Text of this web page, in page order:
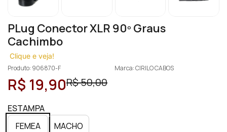
PLug Conector XLR 90º Graus
Cachimbo
Clique e veja!
Produto: 906870-F
Marca: CIRILO CABOS
R$ 19,90R$ 50,00
ESTAMPA
FEMEA
MACHO